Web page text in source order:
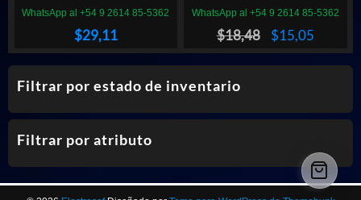
Filtrar por estado de inventario
Filtrar por atributo
VERYJET LH436
$29,11
WhatsApp al +54 9 2614 85-5362
$18,48
El
precio
original
$15,05El
precio
actual
WhatsApp al +54 9 2614 85-5362